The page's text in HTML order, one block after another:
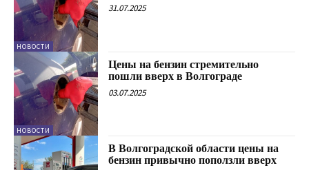
НОВОСТИ
31.07.2025
НОВОСТИ
Цены на бензин стремительно
пошли вверх в Волгограде
03.07.2025
В Волгоградской области цены на
бензин привычно поползли вверх